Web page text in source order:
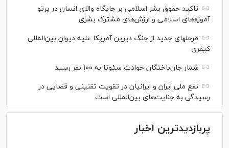
تاکید حقوق بشر اسلامی بر جایگاه والای انسان در پرتو
آموزه‌های اسلامی و ارزش‌های مشترک بشری
مرحله‎ای جدید از جنگ دیرین آمریکا علیه دیوان بین‌المللی
کیفری
شمار جان‌باختگان حوادث سئوتا به ۱۰۰ نفر رسید
نفع ملی ایران و ایرانیان در تقویت تقنینی و قضایی در
رسیدگی به جنایت‌های بین‌المللی است
پربازدیدترین اخبار